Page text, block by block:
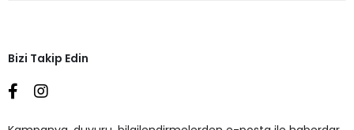
Bizi Takip Edin